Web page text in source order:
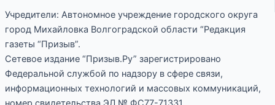
Учредители: Автономное учреждение городского округа
город Михайловка Волгоградской области “Редакция
газеты “Призыв”.
Сетевое издание “Призыв.Ру” зарегистрировано
Федеральной службой по надзору в сфере связи,
информационных технологий и массовых коммуникаций,